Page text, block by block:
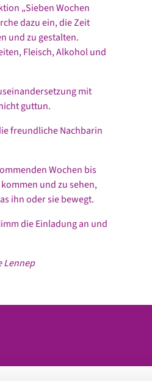
„Sieben Wochen
dazu ein, die Zeit
und zu gestalten.
Fleisch, Alkohol und
mit
guttun.
freundliche Nachbarin
Wochen bis
und zu sehen,
ihn oder sie bewegt.
die Einladung an und
Lennep